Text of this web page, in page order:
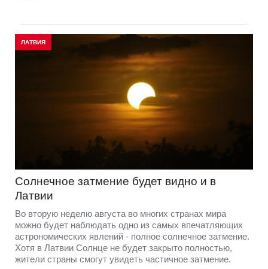
ЛАТВИЯ
Солнечное затмение будет видно и в
Латвии
Во вторую неделю августа во многих странах мира
можно будет наблюдать одно из самых впечатляющих
астрономических явлений - полное солнечное затмение.
Хотя в Латвии Солнце не будет закрыто полностью,
жители страны смогут увидеть частичное затмение.